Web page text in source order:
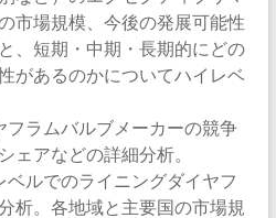
市場規模、今後の発展可能性
、短期・中期・長期的にどの
があるのかについてハイレベ
ラムバルブメーカーの競争
ェアなどの詳細分析。
ルでのライニングダイヤフ
析。各地域と主要国の市場規